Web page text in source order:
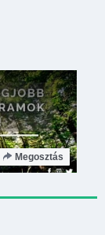
Megosztás